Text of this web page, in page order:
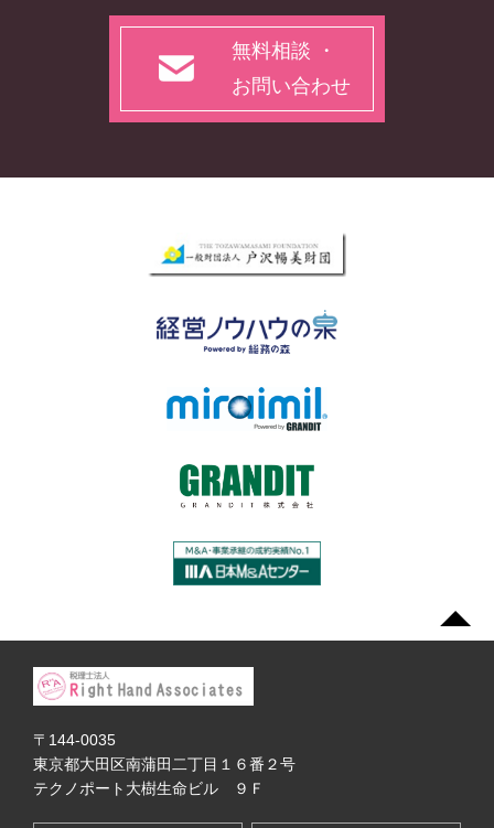
無料相談 ・
お問い合わせ
〒144-0035
東京都大田区南蒲田二丁目１６番２号
テクノポート大樹生命ビル ９Ｆ